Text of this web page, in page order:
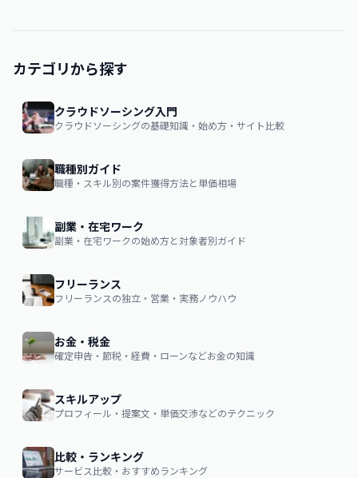
カテゴリから探す
クラウドソーシング入門
クラウドソーシングの基礎知識・始め方・サイト比較
職種別ガイド
職種・スキル別の案件獲得方法と単価相場
副業・在宅ワーク
副業・在宅ワークの始め方と対象者別ガイド
フリーランス
フリーランスの独立・営業・実務ノウハウ
お金・税金
確定申告・節税・経費・ローンなどお金の知識
スキルアップ
プロフィール・提案文・単価交渉などのテクニック
比較・ランキング
サービス比較・おすすめランキング